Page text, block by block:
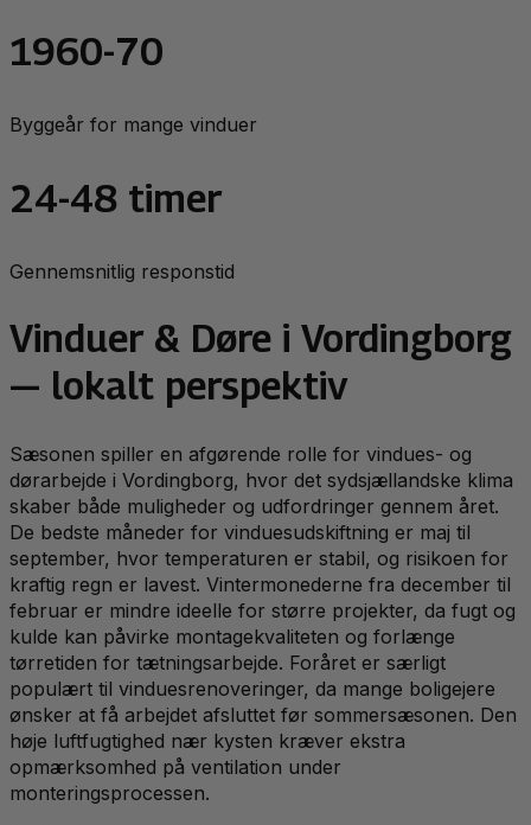
1960-70
Byggeår for mange vinduer
24-48 timer
Gennemsnitlig responstid
Vinduer & Døre i Vordingborg
— lokalt perspektiv
Sæsonen spiller en afgørende rolle for vindues- og
dørarbejde i Vordingborg, hvor det sydsjællandske klima
skaber både muligheder og udfordringer gennem året.
De bedste måneder for vinduesudskiftning er maj til
september, hvor temperaturen er stabil, og risikoen for
kraftig regn er lavest. Vintermonederne fra december til
februar er mindre ideelle for større projekter, da fugt og
kulde kan påvirke montagekvaliteten og forlænge
tørretiden for tætningsarbejde. Foråret er særligt
populært til vinduesrenoveringer, da mange boligejere
ønsker at få arbejdet afsluttet før sommersæsonen. Den
høje luftfugtighed nær kysten kræver ekstra
opmærksomhed på ventilation under
monteringsprocessen.